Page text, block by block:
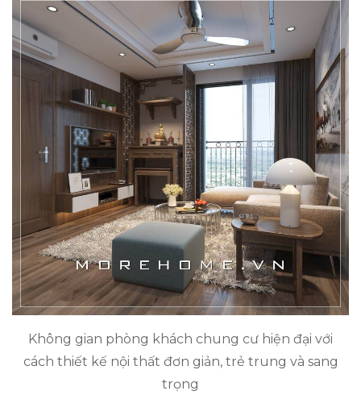
Không gian phòng khách chung cư hiện đại với
cách thiết kế nội thất đơn giản, trẻ trung và sang
trọng